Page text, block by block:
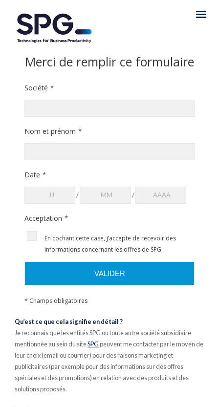
Merci de remplir ce formulaire
Société *
Nom et prénom *
Date *
/ /
Acceptation *
En cochant cette case, j’accepte de recevoir des
informations concernant les offres de SPG.
VALIDER
* Champs obligatoires
Qu’est ce que cela signifie en détail ?
Je reconnais que les entités SPG ou toute autre société subsidiaire
mentionnée au sein du siteSPGpeuvent me contacter par le moyen de
leur choix (email ou courrier) pour des raisons marketing et
publicitaires (par exemple pour des informations sur des offres
spéciales et des promotions) en relation avec des produits et des
solutions proposés.